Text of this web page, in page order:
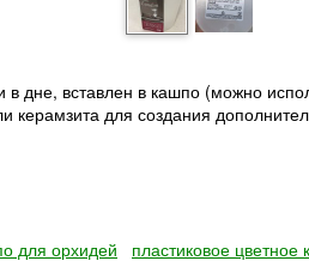
дне, вставлен в кашпо (можно
керамзита для создания
для орхидей пластиковое цветное